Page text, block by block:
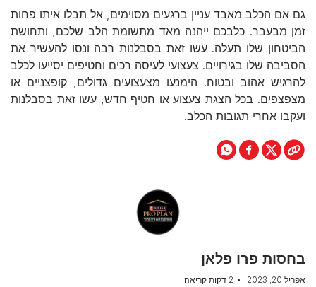
גם אם הכלב מאבד עניין ברגעים מסוימים, אל תבלו איתו פחות
זמן מבעבר. כלבכם ייהנה מאד מתשומת הלב שלכם, ותחושת
הביטחון שלו תעלה. עשו זאת בסבלנות רבה ונסו להעשיר את
הסביבה שלו בגירויים. צעצועי לעיסה רכים וחטיפים יסייעו לכלב
להרגיש אהוב ובטוח. הימנעו מצעצועים גדולים, קופצניים או
מצפצפים. בכל הצגת צעצוע או חטיף חדש, עשו זאת בסבלנות
ועקבו אחרי תגובות הכלב.
בחסות פרו פלאן
אפריל 20, 2023 2 דקות קריאה